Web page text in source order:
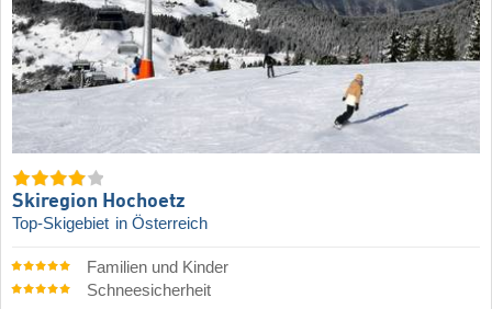
Skiregion Hochoetz
Top-Skigebiet in Österreich
Familien und Kinder
Schneesicherheit